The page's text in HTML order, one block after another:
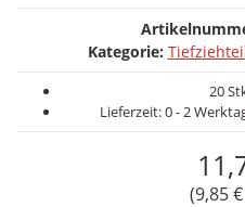
Kategorie:
20
Lieferzeit:0 - 2
(9,85